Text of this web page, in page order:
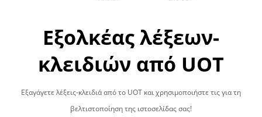
Εξολκέας λέξεων-
κλειδιών από UOT
Εξαγάγετε λέξεις-κλειδιά από το UOT και χρησιμοποιήστε τις για τη
βελτιστοποίηση της ιστοσελίδας σας!